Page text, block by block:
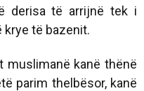
derisa të arrijnë tek i
krye të bazenit.
muslimanë kanë thënë
parim thelbësor, kanë